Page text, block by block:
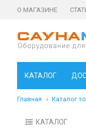
О МАГАЗИНЕ
КАТАЛОГ
Главная Каталог
КАТАЛОГ